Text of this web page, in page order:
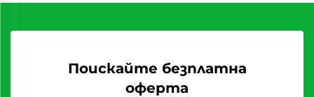
Поискайте безплатна
оферта